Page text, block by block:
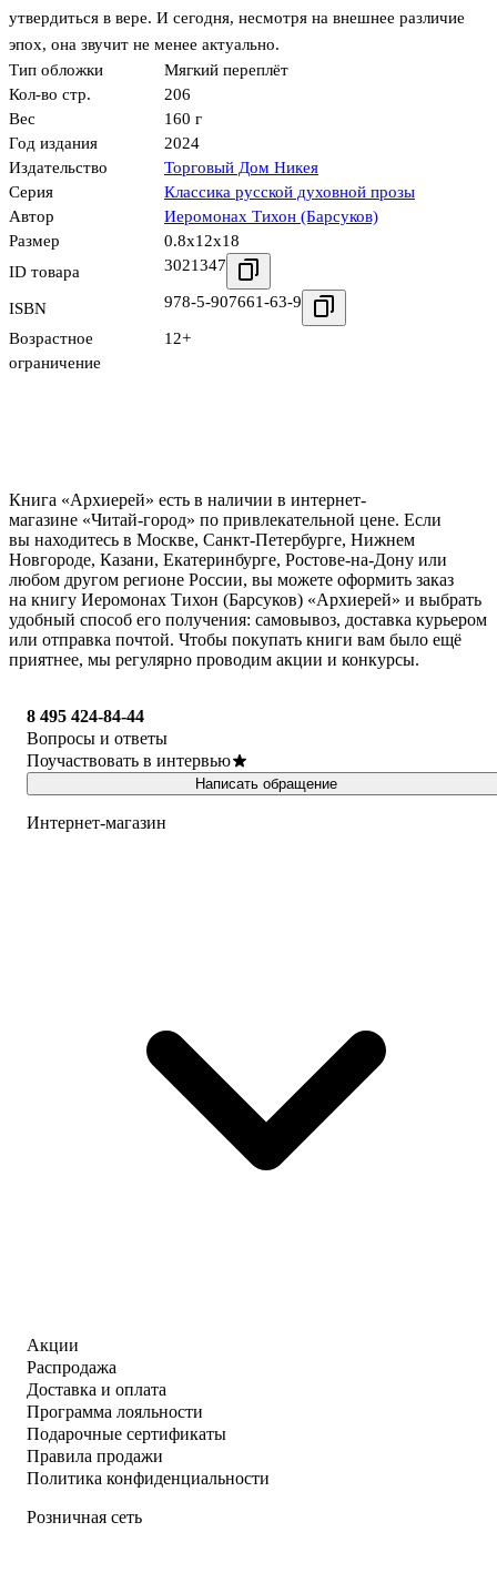
утвердиться в вере. И сегодня, несмотря на внешнее различие
эпох, она звучит не менее актуально.
Тип обложки
Мягкий переплёт
Кол-во стр.
206
Вес
160 г
Год издания
2024
Издательство
Торговый Дом Никея
Серия
Классика русской духовной прозы
Автор
Иеромонах Тихон (Барсуков)
Размер
0.8x12x18
ID товара
3021347
ISBN 978-5-907661-63-9
Возрастное
ограничение
12+
Книга «Архиерей» есть в наличии в интернет-
магазине «Читай-город» по привлекательной цене. Если
вы находитесь в Москве, Санкт-Петербурге, Нижнем
Новгороде, Казани, Екатеринбурге, Ростове-на-Дону или
любом другом регионе России, вы можете оформить заказ
на книгу Иеромонах Тихон (Барсуков) «Архиерей» и выбрать
удобный способ его получения: самовывоз, доставка курьером
или отправка почтой. Чтобы покупать книги вам было ещё
приятнее, мы регулярно проводим акции и конкурсы.
8 495 424-84-44
Вопросы и ответы
Поучаствовать в интервью
Написать обращение
Интернет-магазин
Акции
Распродажа
Доставка и оплата
Программа лояльности
Подарочные сертификаты
Правила продажи
Политика конфиденциальности
Розничная сеть